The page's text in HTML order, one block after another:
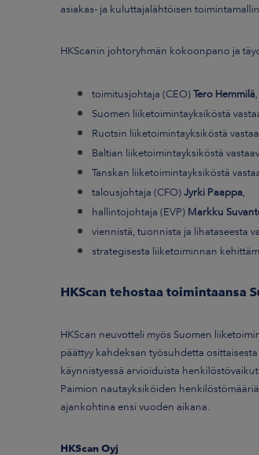
asiakas- ja kuluttajalähtöisen
HKScanin johtoryhmän kokoonpano ja
toimitusjohtaja (CEO)Tero Hemmilä
Suomen liiketoimintayksiköstä
Ruotsin liiketoimintayksiköstä
Baltian liiketoimintayksiköstä
Tanskan liiketoimintayksiköstä
talousjohtaja (CFO)Jyrki Paappa
hallintojohtaja (EVP) Markku
viennistä, tuonnista ja lihataseesta
strategisesta liiketoiminnan
HKScan tehostaa toimintaansa
HKScan neuvotteli myös Suomen
päättyy kahdeksan työsuhdetta
käynnistyessä arvioiduista
Paimion nautayksiköiden
ajankohtina ensi vuoden aikana.
HKScan Oyj